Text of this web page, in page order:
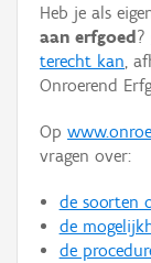
Hergebruik
Aanmelden
Heb je als
aan erfgoed ?
terecht kan,
Onroerend
Op
vragen over:
de soorten
de
de